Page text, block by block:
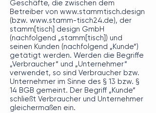
Geschäfte, die zwischen dem
Betreiber von www.stammtisch.design
(bzw. www.stamm-tisch24.de), der
stamm[tisch] design GmbH
(nachfolgend „stamm[tisch]) und
seinen Kunden (nachfolgend „Kunde“)
getätigt werden. Werden die Begriffe
„Verbraucher“ und „Unternehmer“
verwendet, so sind Verbraucher bzw.
Unternehmer im Sinne des § 13 bzw. §
14 BGB gemeint. Der Begriff „Kunde“
schließt Verbraucher und Unternehmer
gleichermaßen ein.